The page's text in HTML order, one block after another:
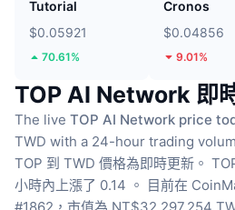
Tutorial
$0.05921
70.61%
Cronos
$0.04856
9.01%
TOP AI Network 即
The live TOP AI Network price
TWD with a 24-hour trading
TOP 到 TWD 價格為即時更新。
小時內上漲了 0.14 。
目前在